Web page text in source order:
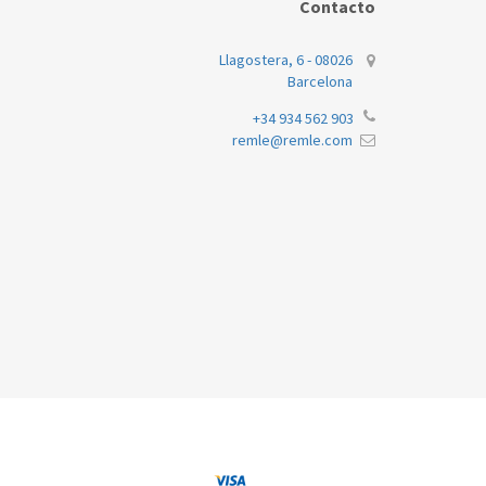
Contacto
Llagostera, 6 - 08026
Barcelona
+34 934 562 903
remle@remle.com